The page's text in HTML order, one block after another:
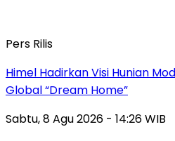
Pers Rilis
Himel Hadirkan Visi Hunian
Global “Dream Home”
Sabtu, 8 Agu 2026 - 14:26 WIB